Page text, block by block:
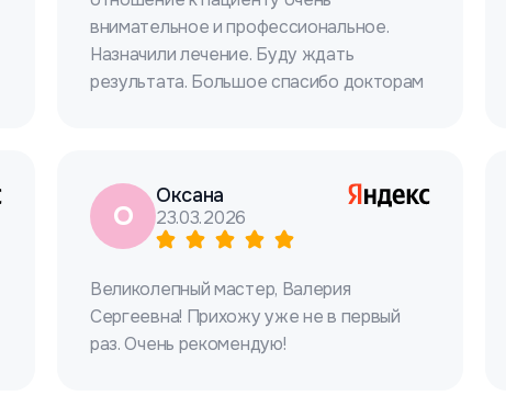
внимательное и профессиональное.
Назначили лечение. Буду ждать
результата. Большое спасибо докторам
О
Оксана
23.03.2026
Великолепный мастер, Валерия
Сергеевна! Прихожу уже не в первый
раз. Очень рекомендую!